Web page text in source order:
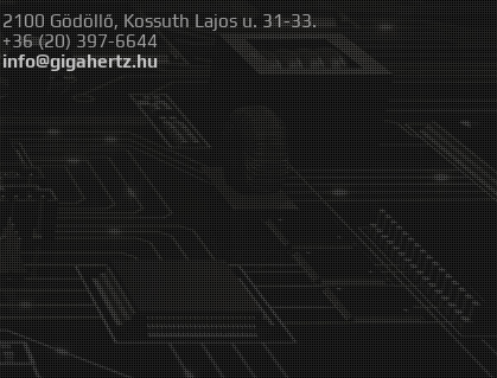
2100 Gödöllő, Kossuth Lajos u. 31-33.
+36 (20) 397-6644
info@gigahertz.hu